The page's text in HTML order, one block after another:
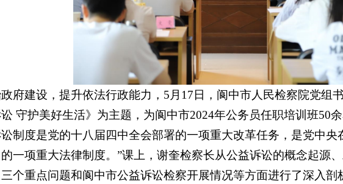
府建设，提升依法行政能力，5月17日，阆中市人民检察院党组
守护美好生活》为主题，为阆中市2024年公务员任职培训班50余
制度是党的十八届四中全会部署的一项重大改革任务，是党中
一项重大法律制度。”课上，谢奎检察长从公益诉讼的概念起源
个重点问题和阆中市公益诉讼检察开展情况等方面进行了深入剖